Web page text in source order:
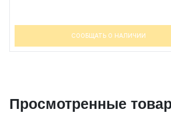
СООБЩАТЬ О НАЛИЧИИ
Просмотренные